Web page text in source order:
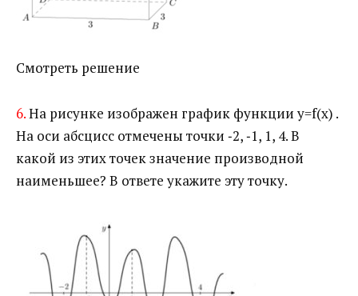
Смотреть решение
6.На рисунке изображен график функции y=f(x) .
На оси абсцисс отмечены точки ‐2, ‐1, 1, 4. В
какой из этих точек значение производной
наименьшее? В ответе укажите эту точку.